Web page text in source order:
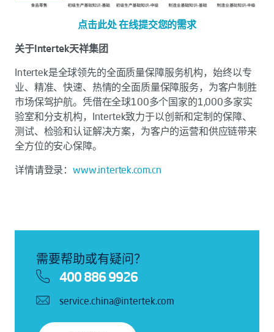
点击此处 在线提交您的需求
关于Intertek天祥集团
Intertek是全球领先的全面质量保障服务机构，始终以专
业、精准、快速、热情的全面质量保障服务，为客户制胜
市场保驾护航。凭借在全球100多个国家的1,000多家实
验室和分支机构，Intertek致力于以创新和定制的保障、
测试、检验和认证解决方案，为客户的运营和供应链带来
全方位的安心保障。
详情请登录：www.intertek.com.cn
需要帮助或有疑问？
400 886 9926
service.china@intertek.com